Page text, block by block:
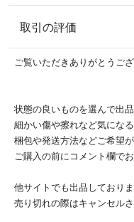
取引の評価
ご覧いただきありがとうご
状態の良いものを選んで出品
細かい傷や擦れなど気にな
梱包や発送方法などご希望が
ご購入の前にコメント欄で
他サイトでも出品しておりま
売り切れの際はキャンセル